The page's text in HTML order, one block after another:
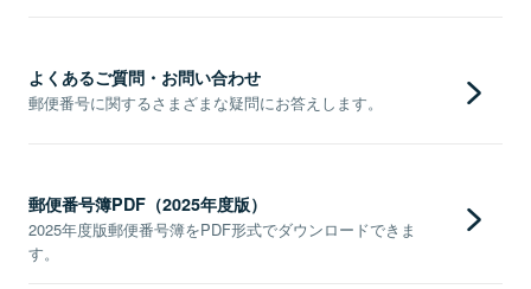
よくあるご質問・お問い合わせ
郵便番号に関するさまざまな疑問にお答えします。
郵便番号簿PDF（2025年度版）
2025年度版郵便番号簿をPDF形式でダウンロードできま
す。